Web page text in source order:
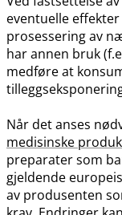
eventuelle
prosessering av
har annen bruk
medføre at
Når det anses
medisinske
preparater som
gjeldende
av produsenten